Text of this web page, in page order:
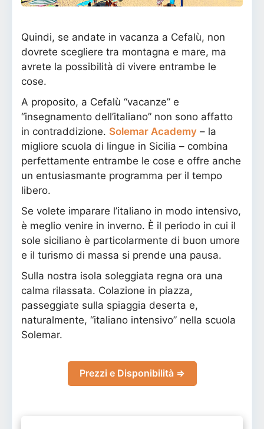
Quindi, se andate in vacanza a Cefalù, non
dovrete scegliere tra montagna e mare, ma
avrete la possibilità di vivere entrambe le
cose.
A proposito, a Cefalù “vacanze” e
“insegnamento dell’italiano” non sono affatto
in contraddizione. Solemar Academy – la
migliore scuola di lingue in Sicilia – combina
perfettamente entrambe le cose e offre anche
un entusiasmante programma per il tempo
libero.
Se volete imparare l’italiano in modo intensivo,
è meglio venire in inverno. È il periodo in cui il
sole siciliano è particolarmente di buon umore
e il turismo di massa si prende una pausa.
Sulla nostra isola soleggiata regna ora una
calma rilassata. Colazione in piazza,
passeggiate sulla spiaggia deserta e,
naturalmente, “italiano intensivo” nella scuola
Solemar.
Prezzi e Disponibilità ⇒